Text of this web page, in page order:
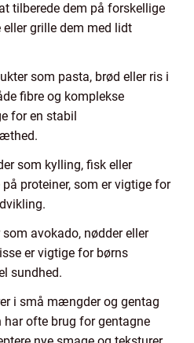
tilberede dem på forskellige
eller grille dem med lidt
som pasta, brød eller ris i
fibre og komplekse
for en stabil
som kylling, fisk eller
proteiner, som er vigtige for
avokado, nødder eller
er vigtige for børns
sundhed.
i små mængder og gentag
har ofte brug for gentagne